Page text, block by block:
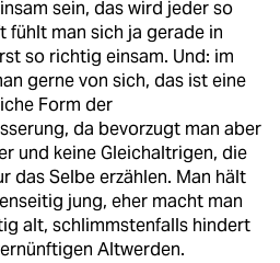
sein, das wird jeder so
fühlt man sich ja gerade in
so richtig einsam. Und: im
gerne von sich, das ist eine
Form der
da bevorzugt man aber
und keine Gleichaltrigen, die
das Selbe erzählen. Man hält
jung, eher macht man
alt, schlimmstenfalls hindert
Altwerden.